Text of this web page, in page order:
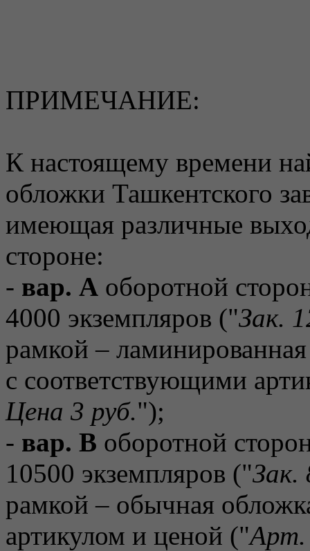
ПРИМЕЧАНИЕ:
К настоящему времени
обложки Ташкентского
имеющая различные
стороне:
- вар. A оборотной
4000 экземпляров ("Зак.
рамкой –
с соответствующими
Цена 3 руб.");
- вар. B оборотной
10500 экземпляров ("Зак.
рамкой – обычная
артикулом и ценой ("Арт.